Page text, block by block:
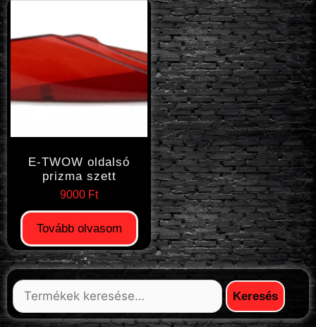
E-TWOW oldalsó
prizma szett
9000 Ft
Tovább olvasom
Keresés